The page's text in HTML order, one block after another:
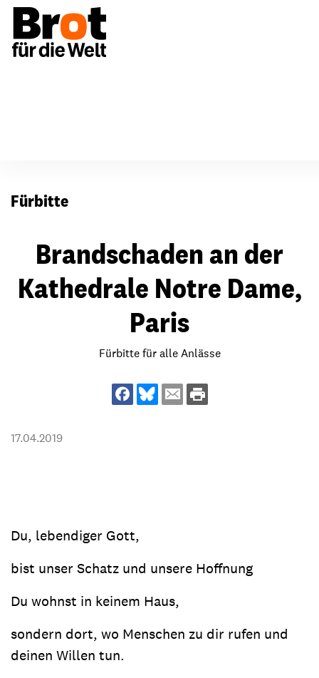
Fürbitte
Brandschaden an der
Kathedrale Notre Dame,
Paris
Fürbitte für alle Anlässe
17.04.2019
Du, lebendiger Gott,
bist unser Schatz und unsere Hoffnung
Du wohnst in keinem Haus,
sondern dort, wo Menschen zu dir rufen und
deinen Willen tun.